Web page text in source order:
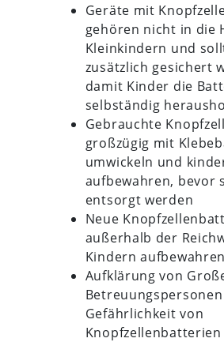
Geräte mit
gehören nicht in die
Kleinkindern und
zusätzlich gesichert
damit Kinder die
selbständig
Gebrauchte
großzügig mit
umwickeln und
aufbewahren, bevor
entsorgt werden
Neue
außerhalb der
Kindern aufbewahren
Aufklärung von
Gefährlichkeit von
Knopfzellenbatterien